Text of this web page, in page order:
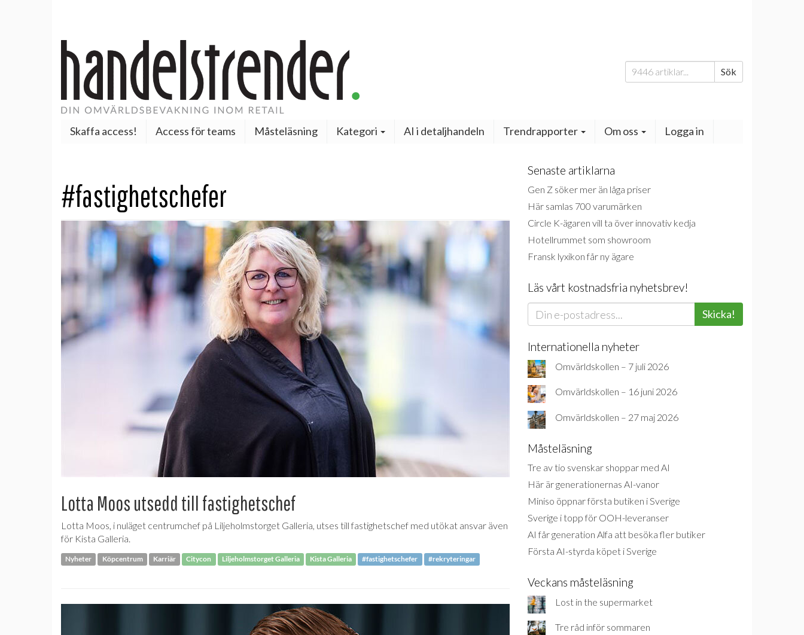
Sök
efter:
Sök
Skaffa access! Access för teams Måsteläsning Kategori AI i detaljhandeln Trendrapporter Om oss Logga in
#fastighetschefer
Lotta Moos utsedd till fastighetschef
Lotta Moos, i nuläget centrumchef på Liljeholmstorget Galleria, utses till fastighetschef med utökat ansvar även
för Kista Galleria.
Nyheter Köpcentrum Karriär Citycon Liljeholmstorget Galleria Kista Galleria #fastighetschefer #rekryteringar
Senaste artiklarna
Gen Z söker mer än låga priser
Här samlas 700 varumärken
Circle K-ägaren vill ta över innovativ kedja
Hotellrummet som showroom
Fransk lyxikon får ny ägare
Läs vårt kostnadsfria nyhetsbrev!
Skicka!
Internationella nyheter
Omvärldskollen – 7 juli 2026
Omvärldskollen – 16 juni 2026
Omvärldskollen – 27 maj 2026
Måsteläsning
Tre av tio svenskar shoppar med AI
Här är generationernas AI-vanor
Miniso öppnar första butiken i Sverige
Sverige i topp för OOH-leveranser
AI får generation Alfa att besöka fler butiker
Första AI-styrda köpet i Sverige
Veckans måsteläsning
Lost in the supermarket
Tre råd inför sommaren